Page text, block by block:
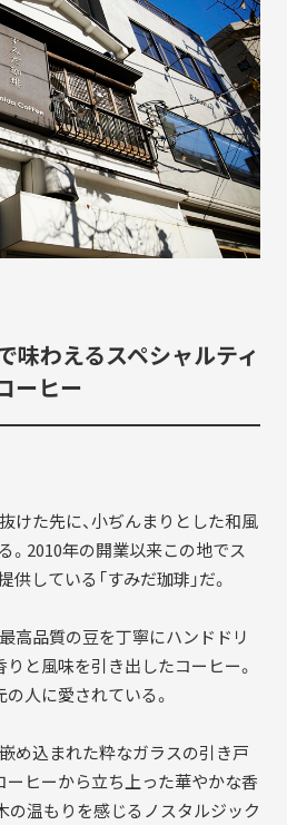
CO-CREATION
共創性
DIVERSITY
多様性
コラボレーター
コラボレーション
すみだ3M運動
ィアすみだ塾
ィング 職人
ブすみだモダン
味わえるスペシャルティ
ーヒー
けた先に、小ぢんまりとした和風
。2010年の開業以来この地でス
している「すみだ珈琲」だ。
高品質の豆を丁寧にハンドドリ
りと風味を引き出したコーヒー。
人に愛されている。
め込まれた粋なガラスの引き戸
ーヒーから立ち上った華やかな香
の温もりを感じるノスタルジック